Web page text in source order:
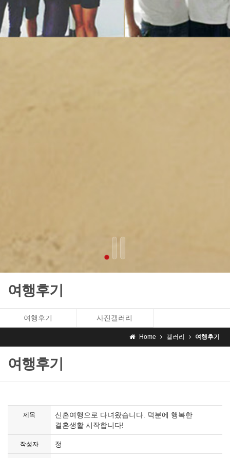
여행후기
여행후기 사진갤러리
Home 갤러리 여행후기
여행후기
제목
신혼여행으로 다녀왔습니다. 덕분에 행복한
결혼생활 시작합니다!
작성자 정